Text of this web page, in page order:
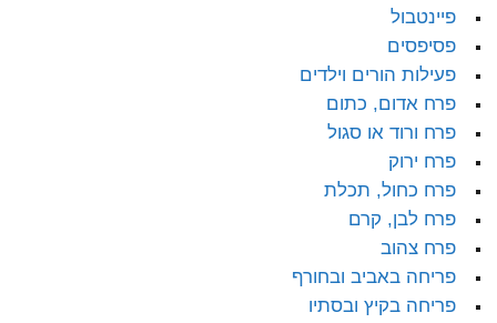
פיינטבול
פסיפסים
פעילות הורים וילדים
פרח אדום, כתום
פרח ורוד או סגול
פרח ירוק
פרח כחול, תכלת
פרח לבן, קרם
פרח צהוב
פריחה באביב ובחורף
פריחה בקיץ ובסתיו